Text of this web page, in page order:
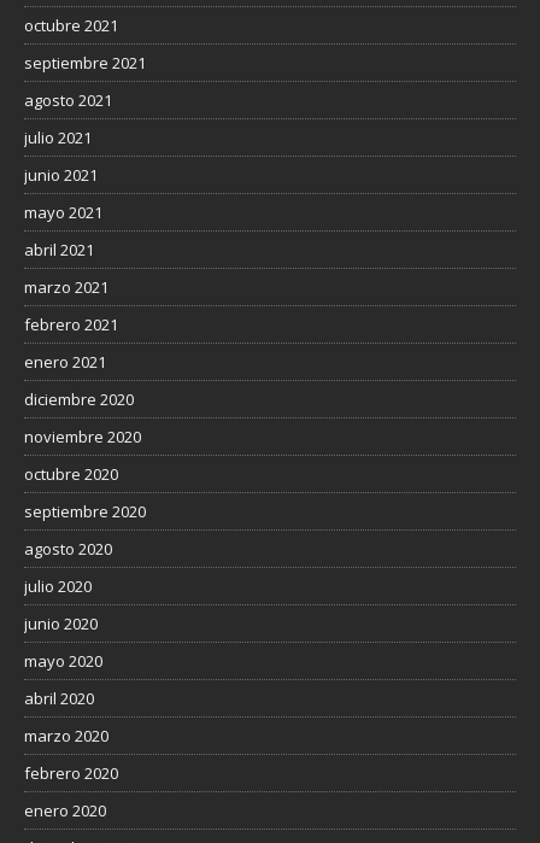
octubre 2021
septiembre 2021
agosto 2021
julio 2021
junio 2021
mayo 2021
abril 2021
marzo 2021
febrero 2021
enero 2021
diciembre 2020
noviembre 2020
octubre 2020
septiembre 2020
agosto 2020
julio 2020
junio 2020
mayo 2020
abril 2020
marzo 2020
febrero 2020
enero 2020